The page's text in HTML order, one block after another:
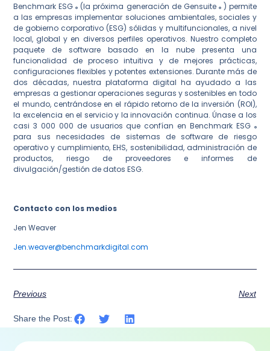
Benchmark ESG® (la próxima generación de Gensuite ®) permite
a las empresas implementar soluciones ambientales, sociales y
de gobierno corporativo (ESG) sólidas y multifuncionales, a nivel
local, global y en diversos perfiles operativos. Nuestro completo
paquete de software basado en la nube presenta una
funcionalidad de proceso intuitiva y de mejores prácticas,
configuraciones flexibles y potentes extensiones. Durante más de
dos décadas, nuestra plataforma digital ha ayudado a las
empresas a gestionar operaciones seguras y sostenibles en todo
el mundo, centrándose en el rápido retorno de la inversión (ROI),
la excelencia en el servicio y la innovación continua. Únase a los
casi 3 000 000 de usuarios que confían en Benchmark ESG ®
para sus necesidades de sistemas de software de riesgo
operativo y cumplimiento, EHS, sostenibilidad, administración de
productos, riesgo de proveedores e informes de
divulgación/gestión de datos ESG.
Contacto con los medios
Jen Weaver
Jen.weaver@benchmarkdigital.com
Previous Next
Share the Post: